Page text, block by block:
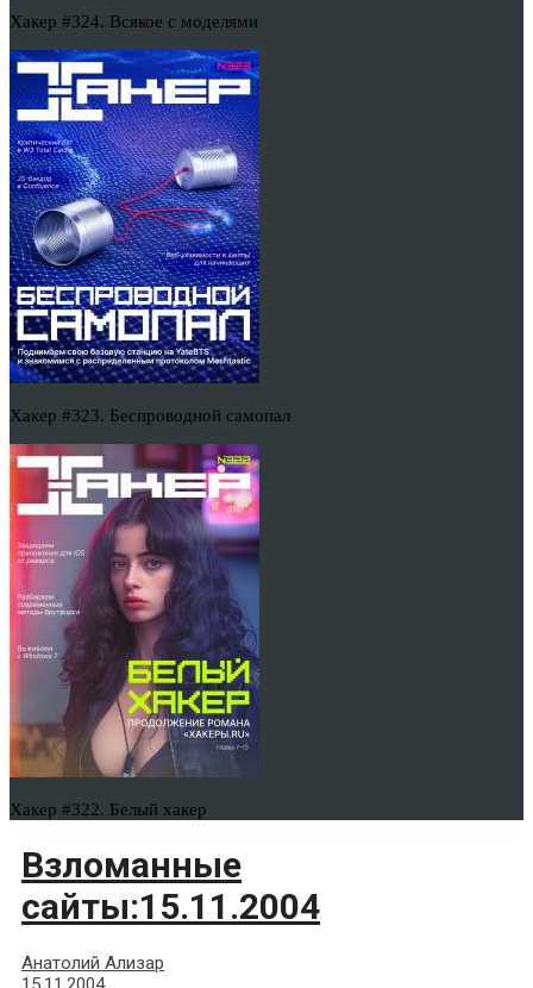
Хакер #324. Всякое с моделями
Хакер #323. Беспроводной самопал
Хакер #322. Белый хакер
Взломанные
сайты:15.11.2004
Анатолий Ализар